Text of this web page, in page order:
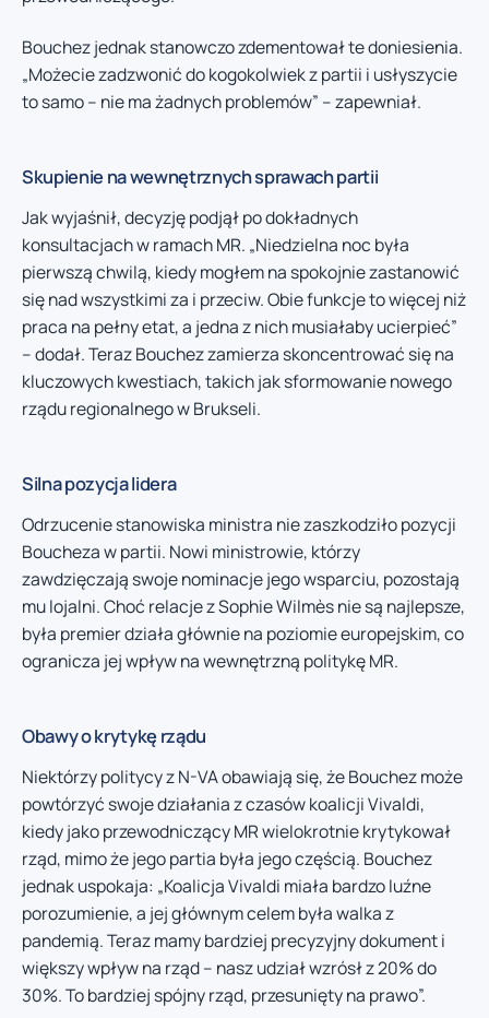
Bouchez jednak stanowczo zdementował te doniesienia.
„Możecie zadzwonić do kogokolwiek z partii i usłyszycie
to samo – nie ma żadnych problemów” – zapewniał.
Skupienie na wewnętrznych sprawach partii
Jak wyjaśnił, decyzję podjął po dokładnych
konsultacjach w ramach MR. „Niedzielna noc była
pierwszą chwilą, kiedy mogłem na spokojnie zastanowić
się nad wszystkimi za i przeciw. Obie funkcje to więcej niż
praca na pełny etat, a jedna z nich musiałaby ucierpieć”
– dodał. Teraz Bouchez zamierza skoncentrować się na
kluczowych kwestiach, takich jak sformowanie nowego
rządu regionalnego w Brukseli.
Silna pozycja lidera
Odrzucenie stanowiska ministra nie zaszkodziło pozycji
Boucheza w partii. Nowi ministrowie, którzy
zawdzięczają swoje nominacje jego wsparciu, pozostają
mu lojalni. Choć relacje z Sophie Wilmès nie są najlepsze,
była premier działa głównie na poziomie europejskim, co
ogranicza jej wpływ na wewnętrzną politykę MR.
Obawy o krytykę rządu
Niektórzy politycy z N-VA obawiają się, że Bouchez może
powtórzyć swoje działania z czasów koalicji Vivaldi,
kiedy jako przewodniczący MR wielokrotnie krytykował
rząd, mimo że jego partia była jego częścią. Bouchez
jednak uspokaja: „Koalicja Vivaldi miała bardzo luźne
porozumienie, a jej głównym celem była walka z
pandemią. Teraz mamy bardziej precyzyjny dokument i
większy wpływ na rząd – nasz udział wzrósł z 20% do
30%. To bardziej spójny rząd, przesunięty na prawo”.